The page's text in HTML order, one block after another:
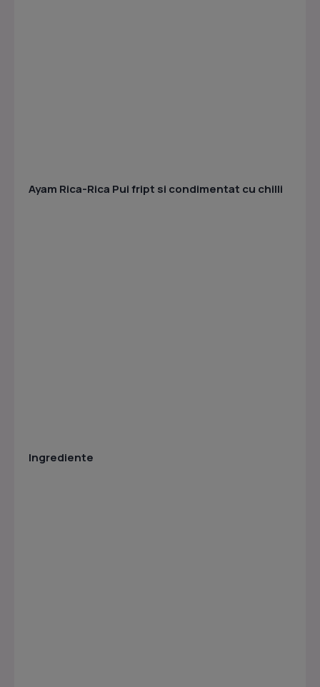
Ayam Rica-Rica Pui fript si condimentat cu chilli
Ingrediente